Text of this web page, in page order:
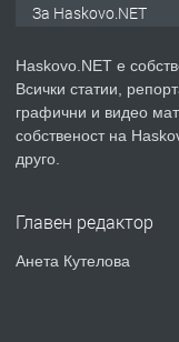
ПРЕДЛАГА
За Haskovo.NET
Haskovo.NET е
Всички статии,
графични и видео
собственост на
друго.
Главен редактор
Анета Кутелова